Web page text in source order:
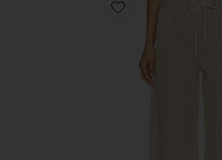
Favorite БРЮКИ